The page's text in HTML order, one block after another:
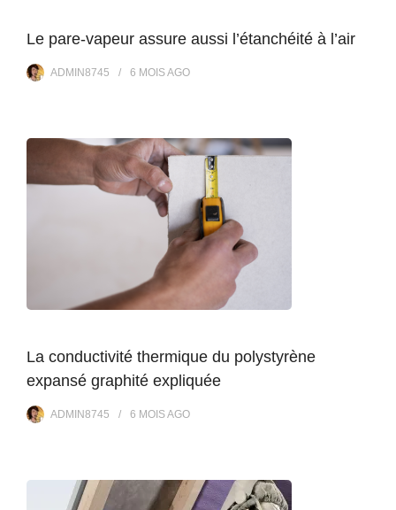
Le pare-vapeur assure aussi l’étanchéité à l’air
ADMIN8745 6 MOISAGO
La conductivité thermique du polystyrène
expansé graphité expliquée
ADMIN8745 6 MOISAGO